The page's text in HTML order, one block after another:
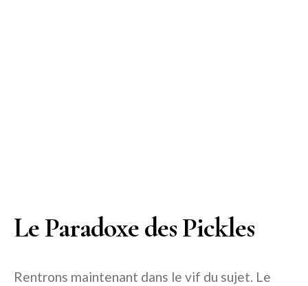
Le Paradoxe des Pickles
Rentrons maintenant dans le vif du sujet. Le